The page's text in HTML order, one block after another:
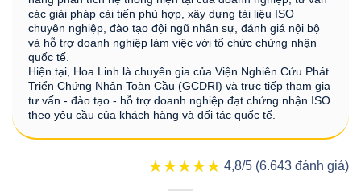
các giải pháp cải tiến phù hợp, xây dựng tài liệu ISO
chuyên nghiệp, đào tạo đội ngũ nhân sự, đánh giá nội bộ
và hỗ trợ doanh nghiệp làm việc với tổ chức chứng nhận
quốc tế.
Hiện tại, Hoa Linh là chuyên gia của Viện Nghiên Cứu Phát
Triển Chứng Nhận Toàn Cầu (GCDRI) và trực tiếp tham gia
tư vấn - đào tạo - hỗ trợ doanh nghiệp đạt chứng nhận ISO
theo yêu cầu của khách hàng và đối tác quốc tế.
★★★★★
★★★★★ 4,8/5 (6.643 đánh giá)